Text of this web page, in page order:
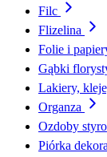
Filc
Flizelina
Folie i
Gąbki
Lakiery,
Organza
Ozdoby
Piórka